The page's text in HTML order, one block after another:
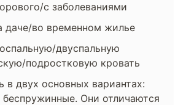
с заболеваниями
даче/во временном жилье
двуспальную
подростковую кровать
в двух основных вариантах:
Они отличаются